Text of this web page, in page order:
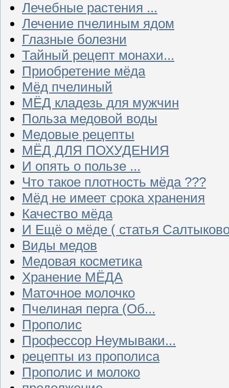
Лечебные растения ...
Лечение пчелиным ядом
Глазные болезни
Тайный рецепт монахи...
Приобретение мёда
Мёд пчелиный
МЁД кладезь для мужчин
Польза медовой воды
Медовые рецепты
МЁД ДЛЯ ПОХУДЕНИЯ
И опять о пользе ...
Что такое плотность мёда ???
Мёд не имеет срока хранения
Качество мёда
И Ещё о мёде ( статья
Виды медов
Медовая косметика
Хранение МЁДА
Маточное молочко
Пчелиная перга (Об...
Прополис
Профессор Неумываки...
рецепты из прополиса
Прополис и молоко